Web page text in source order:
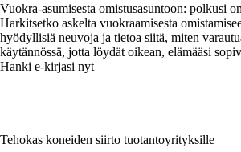
Vuokra-asumisesta omistusasuntoon: polkusi
Harkitsetko askelta vuokraamisesta
hyödyllisiä neuvoja ja tietoa siitä, miten
käytännössä, jotta löydät oikean, elämääsi
Hanki e-kirjasi nyt
Tehokas koneiden siirto tuotantoyrityksille